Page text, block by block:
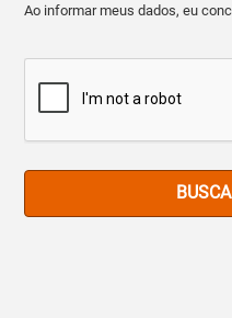
Ao informar meus dados, eu